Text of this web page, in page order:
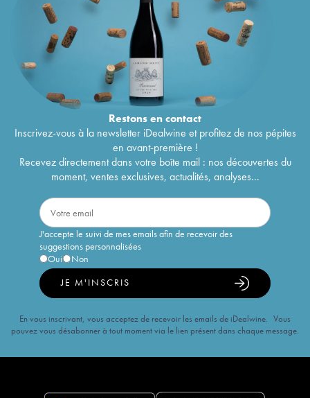
Restons encontact
Inscrivez-vous à la newsletter iDealwine et profitez de nos pépites
en avant-première !
Recevez directement dans votre boîte mail : nos découvertes du
moment, ventes exclusives, actualités, analyses...
J'accepte le suivi de mes emails afin de recevoir des
suggestions personnalisées
Oui
Non
JE M'INSCRIS
En vous inscrivant, vous acceptez de recevoir les emails de iDealwine. Vous
pouvez vous désabonner à tout moment via le lien présent dans chaque message.